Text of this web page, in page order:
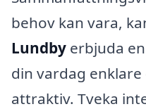
behov kan vara,
Lundby erbjuda
din vardag
attraktiv. Tveka